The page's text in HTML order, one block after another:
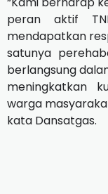
peran aktif
mendapatkan
satunya
berlangsung
meningkatkan
warga
kata Dansatgas.